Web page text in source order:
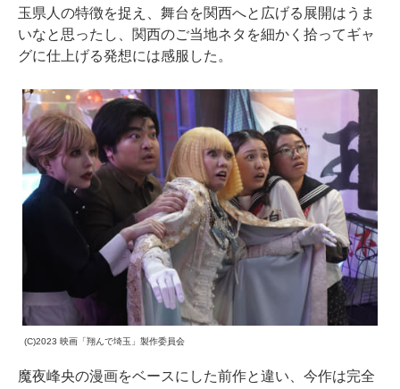
玉県人の特徴を捉え、舞台を関西へと広げる展開はうま
いなと思ったし、関西のご当地ネタを細かく拾ってギャ
グに仕上げる発想には感服した。
(C)2023 映画「翔んで埼玉」製作委員会
魔夜峰央の漫画をベースにした前作と違い、今作は完全